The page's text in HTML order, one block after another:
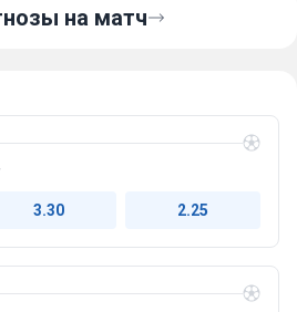
на матч
3.30 2.25